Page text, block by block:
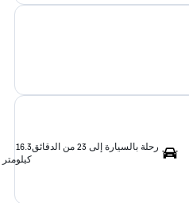
رحلة بالسيارة إلى 23 من الدقائق
16.3
كيلومتر